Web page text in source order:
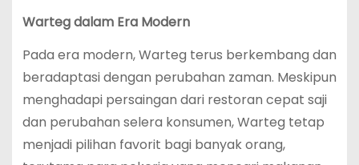
Warteg dalam Era Modern
Pada era modern, Warteg terus berkembang dan
beradaptasi dengan perubahan zaman. Meskipun
menghadapi persaingan dari restoran cepat saji
dan perubahan selera konsumen, Warteg tetap
menjadi pilihan favorit bagi banyak orang,